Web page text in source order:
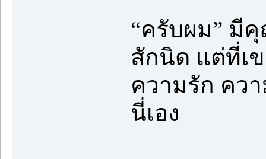
“ครับผม” มี
สักนิด แต่ที่เ
ความรัก คว
นี่เอง